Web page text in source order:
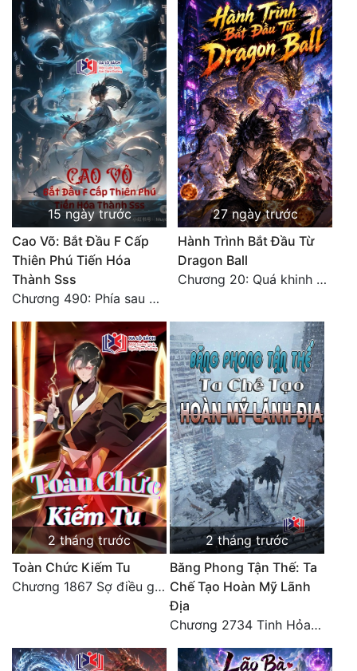
Tu Chân
Tu Tiên
Tội Phạm
Vô Địch
Võ Hiệp
Võng Du
Xuyên Không
Xuyên Nhanh
Xuyên Sách
Xuyên Thư
Điền Văn
Đô Thị
Đông Phương
Đông Phương Huyền Huyễn
Đồng Nhân
Cẩu Đạo Trường Sinh
Ngự Thú
Truyện Nam
Vô Địch Lưu
15 ngày trước
Cao Võ: Bắt Đầu F Cấp
Thiên Phú Tiến Hóa
Thành Sss
Chương 490: Phía sau màn hắc thủ!
27 ngày trước
Hành Trình Bắt Đầu Từ
Dragon Ball
Chương 20: Quá khinh người
2 tháng trước
Toàn Chức Kiếm Tu
Chương 1867 Sợ điều gì sẽ gặp điều đó
2 tháng trước
Băng Phong Tận Thế: Ta
Chế Tạo Hoàn Mỹ Lãnh
Địa
Chương 2734 Tinh Hỏa (Đại kết cục) (2)